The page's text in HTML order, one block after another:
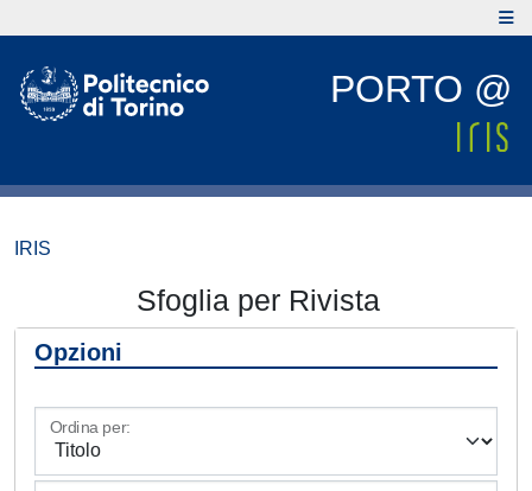
PORTO @
IRIS
Sfoglia per Rivista
Opzioni
Ordina per: